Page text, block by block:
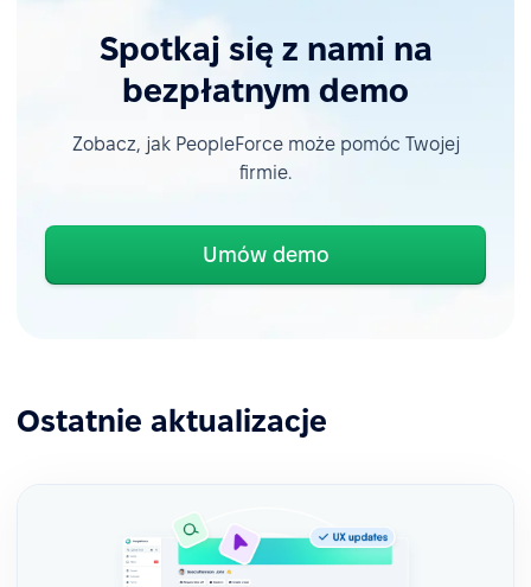
Spotkaj się z nami na
bezpłatnym demo
Zobacz, jak PeopleForce może pomóc Twojej
firmie.
Umów demo
Ostatnie aktualizacje